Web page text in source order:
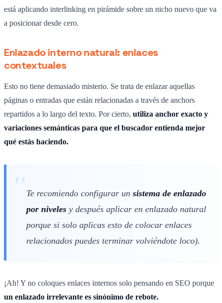
está aplicando interlinking en pirámide sobre un nicho nuevo que va
a posicionar desde cero.
Enlazado interno natural: enlaces
contextuales
Esto no tiene demasiado misterio. Se trata de enlazar aquellas
páginas o entradas que están relacionadas a través de anchors
repartidos a lo largo del texto. Por cierto, utiliza anchor exacto y
variaciones semánticas para que el buscador entienda mejor
qué estás haciendo.
Te recomiendo configurar un sistema de enlazado
por niveles y después aplicar en enlazado natural
porque si solo aplicas esto de colocar enlaces
relacionados puedes terminar volviéndote loco).
¡Ah! Y no coloques enlaces internos solo pensando en SEO porque
un enlazado irrelevante es sinónimo de rebote.